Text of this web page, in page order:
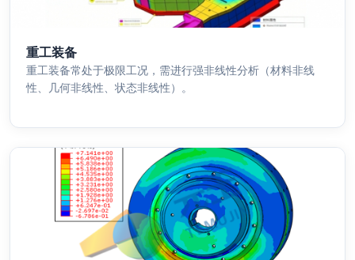
重工装备
重工装备常处于极限工况，需进行强非线性分析（材料非线
性、几何非线性、状态非线性）。